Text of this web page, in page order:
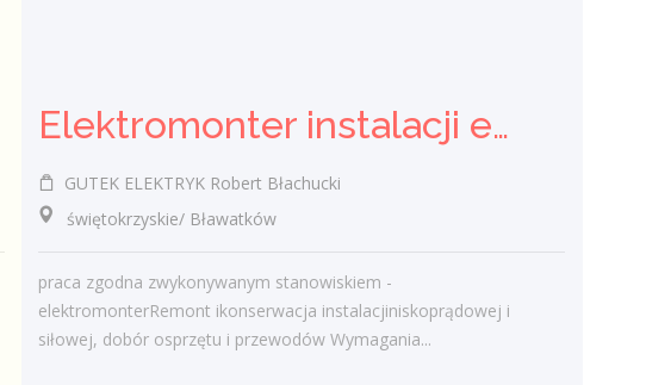
Kategorie
Bieżące informacje
Struktura zatrudnienia
Elektromonter instalacji elektrycznych k/m
GUTEK ELEKTRYK Robert Błachucki
świętokrzyskie/ Bławatków
praca zgodna zwykonywanym stanowiskiem -
elektromonterRemont ikonserwacja instalacjiniskoprądowej i
siłowej, dobór osprzętu i przewodów Wymagania...